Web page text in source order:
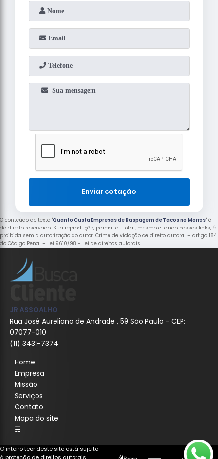
Enviar cotação
O conteúdo do texto "Quanto Custa Empresas de Raspagem de Tacos no Morros" é
de direito reservado. Sua reprodução, parcial ou total, mesmo citando nossos links, é
proibida sem a autorização do autor. Crime de violação de direito autoral – artigo 184
do Código Penal – Lei 9610/98 - Lei de direitos autorais.
JR ASSOALHO
Rua José Aureliano de Andrade , 59 São Paulo - CEP:
07077-010
(11) 3431-7374
Home
Empresa
Missão
Serviços
Contato
Mapa do site
☴
O inteiro teor deste site está sujeito
à proteção de direitos autorais.